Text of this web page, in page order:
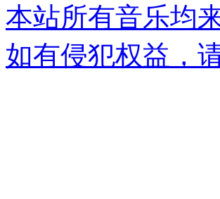
本站所有音乐均
如有侵犯权益，